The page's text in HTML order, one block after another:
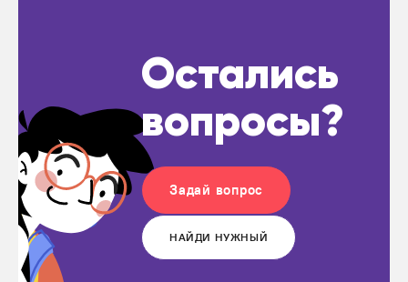
Остались
вопросы?
Задай вопрос
НАЙДИ НУЖНЫЙ